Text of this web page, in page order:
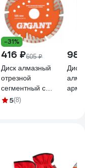
-31%
416 ₽605 ₽
Диск алмазный
отрезной
сегментный с
защитными сект,
5(8)
Диск